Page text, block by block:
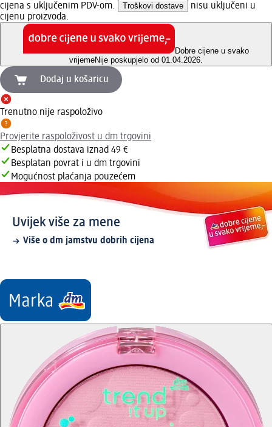
cijena s uključenim PDV-om.
Troškovi dostave
nisu uključeni u
cijenu proizvoda.
Dobre cijene u svako
vrijemeNije poskupjelo od 01.04.2026.
Dodaj u košaricu
Trenutno nije raspoloživo
Provjerite raspoloživost u dm trgovini
Besplatna dostava iznad 49 €
Besplatan povrat i u dm trgovini
Mogućnost plaćanja pouzećem
Uvijek više za mene
Više o dm jamstvu dobrih cijena